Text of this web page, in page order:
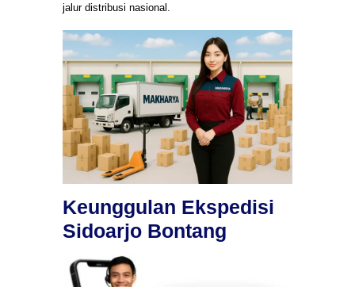
jalur distribusi nasional.
Keunggulan Ekspedisi
Sidoarjo Bontang